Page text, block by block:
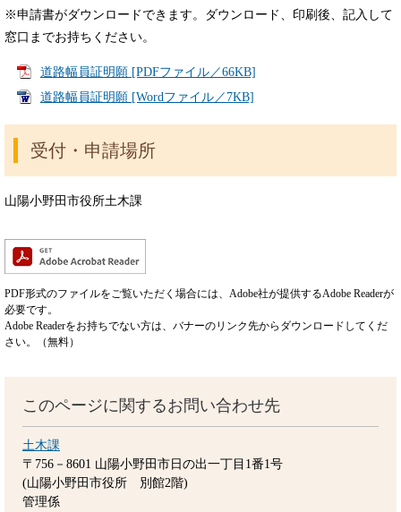
※申請書がダウンロードできます。ダウンロード、印刷後、記入して
窓口までお持ちください。
道路幅員証明願 [PDFファイル／66KB]
道路幅員証明願 [Wordファイル／7KB]
受付・申請場所
山陽小野田市役所土木課
PDF形式のファイルをご覧いただく場合には、Adobe社が提供するAdobe Readerが
必要です。
Adobe Readerをお持ちでない方は、バナーのリンク先からダウンロードしてくだ
さい。（無料）
このページに関するお問い合わせ先
土木課
〒756－8601 山陽小野田市日の出一丁目1番1号
(山陽小野田市役所 別館2階)
管理係